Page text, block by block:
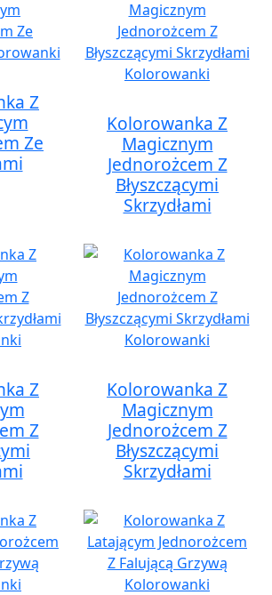
Z
Ze
Kolorowanka Z
Magicznym
Jednorożcem Z
Błyszczącymi
Skrzydłami
Z
Z
Kolorowanka Z
Magicznym
Jednorożcem Z
Błyszczącymi
Skrzydłami